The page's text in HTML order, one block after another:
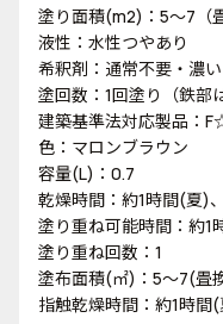
塗り面積(m2)：5～7（
液性：水性つやあり
希釈剤：通常不要・濃
塗回数：1回塗り（鉄部
建築基準法対応製品
色：マロンブラウン
容量(L)：0.7
乾燥時間：約1時間(夏)
塗り重ね可能時間：約
塗り重ね回数：1
塗布面積(㎡)：5～7(畳
指触乾燥時間：約1時